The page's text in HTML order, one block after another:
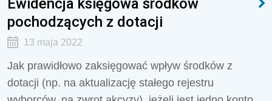
pochodzących z dotacji
13 maja 2022
Jak prawidłowo zaksięgować wpływ środków z
dotacji (np. na aktualizację stałego rejestru